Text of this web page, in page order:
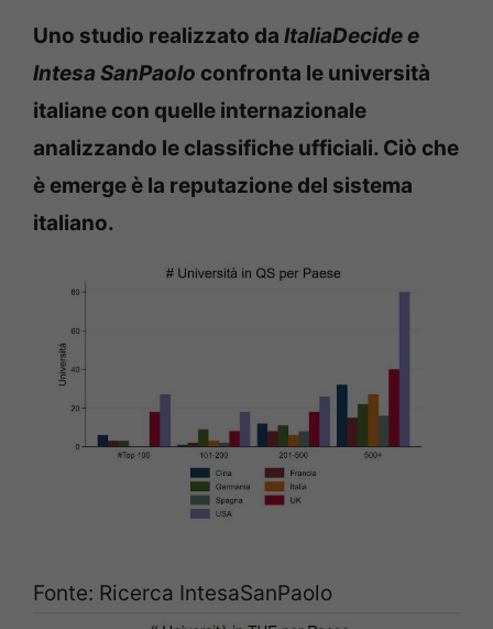
Uno studio realizzato da ItaliaDecide e
Intesa SanPaolo confronta le università
italiane con quelle internazionale
analizzando le classifiche ufficiali. Ciò che
è emerge è la reputazione del sistema
italiano.
Fonte: Ricerca IntesaSanPaolo